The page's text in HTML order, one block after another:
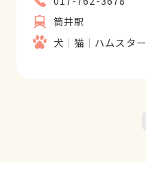
筒井駅
犬
猫 ハムスター